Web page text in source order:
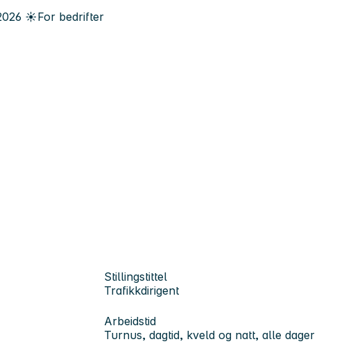
☀️For bedrifter
Stillingstittel
Trafikkdirigent
Arbeidstid
Turnus, dagtid, kveld og natt, alle dager